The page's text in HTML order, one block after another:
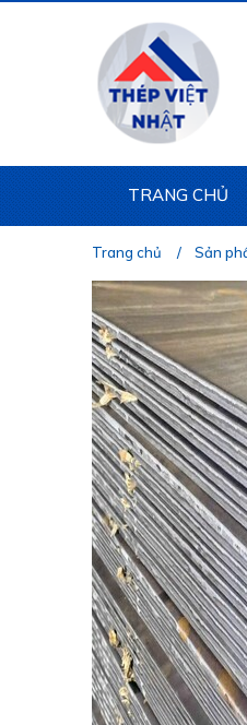
TRANG CHỦ
Trang chủ Sản